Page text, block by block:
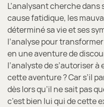
L’analysant cherche
cause fatidique, les
déterminé sa vie et ses
l’analyse pour
en une aventure de
l’analyste de s’autoriser
cette aventure ? Car s’il
dès lors qu’il ne sait pas
c’est bien lui qui de cette